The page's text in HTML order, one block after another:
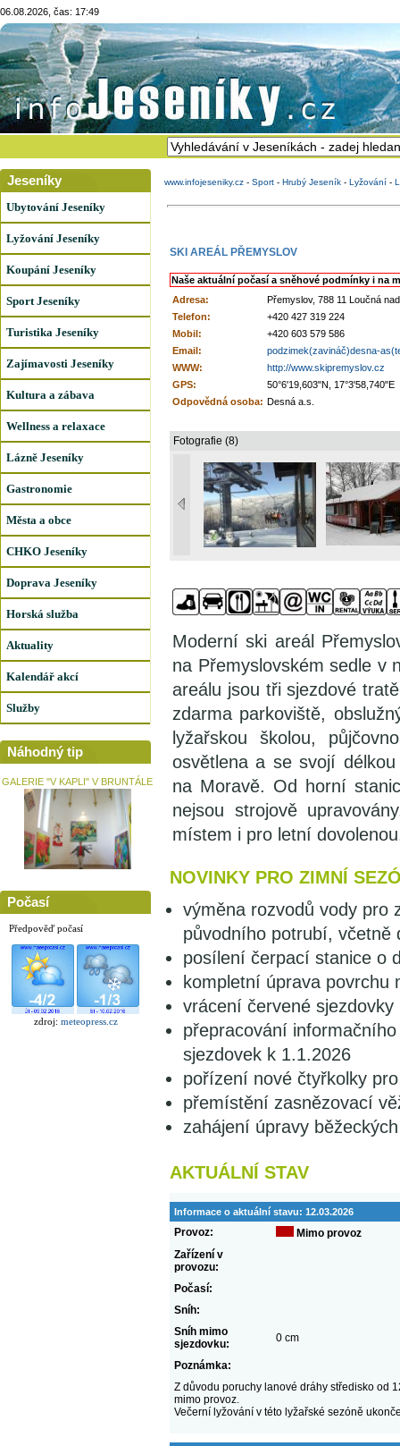
06.08.2026, čas: 17:49
Jeseníky
Ubytování Jeseníky
Lyžování Jeseníky
Koupání Jeseníky
Sport Jeseníky
Turistika Jeseníky
Zajímavosti Jeseníky
Kultura a zábava
Wellness a relaxace
Lázně Jeseníky
Gastronomie
Města a obce
CHKO Jeseníky
Doprava Jeseníky
Horská služba
Aktuality
Kalendář akcí
Služby
Náhodný tip
GALERIE "V KAPLI" V BRUNTÁLE
Počasí
Předpověď počasí
zdroj: meteopress.cz
www.infojeseniky.cz - Sport - Hrubý Jeseník - Lyžování -
SKI AREÁL PŘEMYSLOV
Naše aktuální počasí a sněhové podmínky i na
Adresa:
Přemyslov, 788 11 Loučná
Telefon:
+420 427 319 224
Mobil:
+420 603 579 586
Email:
podzimek(zavináč)desna-
WWW:
http://www.skipremyslov.cz
GPS:
50°6'19,603"N, 17°3'58,740"E
Odpovědná osoba: Desná a.s.
Fotografie (8)
Moderní ski areál
na Přemyslovském sedle v
areálu jsou tři sjezdové
zdarma parkoviště,
lyžařskou školou,
osvětlena a se svojí
na Moravě. Od horní
nejsou strojově
místem i pro letní
NOVINKY PRO ZIMNÍ
výměna rozvodů vody pro
původního potrubí, včetně
posílení čerpací stanice o
kompletní úprava povrchu
vrácení červené
přepracování
sjezdovek k 1.1.2026
pořízení nové čtyřkolky
přemístění zasnězovací
zahájení úpravy
AKTUÁLNÍ STAV
Informace o aktuální stavu: 12.03.2026
Provoz:
Mimo provoz
Zařízení v
provozu:
Počasí:
Sníh:
Sníh mimo
sjezdovku:
0 cm
Poznámka:
Z důvodu poruchy lanové dráhy středisko od
mimo provoz.
Večerní lyžování v této lyžařské sezóně